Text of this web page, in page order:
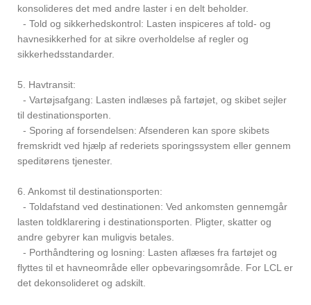
konsolideres det med andre laster i en delt beholder.
- Told og sikkerhedskontrol: Lasten inspiceres af told- og
havnesikkerhed for at sikre overholdelse af regler og
sikkerhedsstandarder.
5. Havtransit:
- Vartøjsafgang: Lasten indlæses på fartøjet, og skibet sejler
til destinationsporten.
- Sporing af forsendelsen: Afsenderen kan spore skibets
fremskridt ved hjælp af rederiets sporingssystem eller gennem
speditørens tjenester.
6. Ankomst til destinationsporten:
- Toldafstand ved destinationen: Ved ankomsten gennemgår
lasten toldklarering i destinationsporten. Pligter, skatter og
andre gebyrer kan muligvis betales.
- Porthåndtering og losning: Lasten aflæses fra fartøjet og
flyttes til et havneområde eller opbevaringsområde. For LCL er
det dekonsolideret og adskilt.